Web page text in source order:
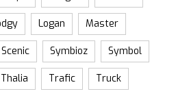
Logan Master
Scenic Symbioz Symbol
Thalia Trafic Truck